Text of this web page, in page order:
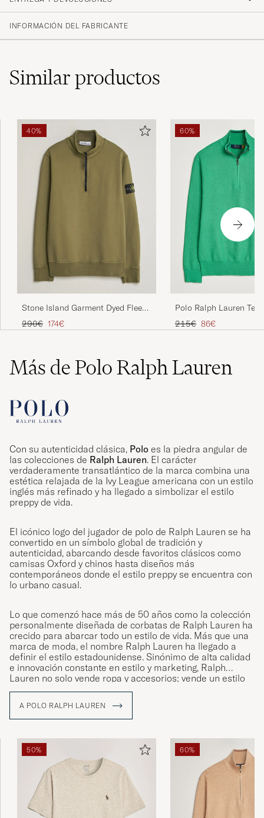
INFORMACIÓN DEL FABRICANTE
Similarproductos
40%
Stone Island Garment Dyed Fleece
Half Zip Military Green
Precio ordinario
290€ Precio reducido
174€
60%
Polo Ralph Lauren
Zip Palm Green
Precio ordinario
215€ Precio reducido
86€
Más de Polo Ralph Lauren
Con su autenticidad clásica, Polo es la piedra angular de
las colecciones de Ralph Lauren. El carácter
verdaderamente transatlántico de la marca combina una
estética relajada de la Ivy League americana con un estilo
inglés más refinado y ha llegado a simbolizar el estilo
preppy de vida.
El icónico logo del jugador de polo de Ralph Lauren se ha
convertido en un símbolo global de tradición y
autenticidad, abarcando desde favoritos clásicos como
camisas Oxford y chinos hasta diseños más
contemporáneos donde el estilo preppy se encuentra con
lo urbano casual.
Lo que comenzó hace más de 50 años como la colección
personalmente diseñada de corbatas de Ralph Lauren ha
crecido para abarcar todo un estilo de vida. Más que una
marca de moda, el nombre Ralph Lauren ha llegado a
definir el estilo estadounidense. Sinónimo de alta calidad
e innovación constante en estilo y marketing, Ralph
Lauren no solo vende ropa y accesorios; vende un estilo
de vida que refleja el Sueño Americano
A POLO RALPH LAUREN
50% 60%